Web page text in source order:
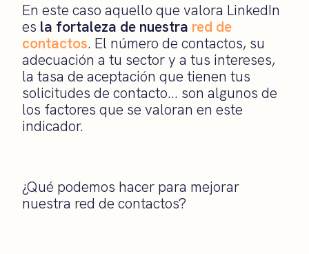
En este caso aquello que valora LinkedIn
es la fortaleza de nuestra red de
contactos. El número de contactos, su
adecuación a tu sector y a tus intereses,
la tasa de aceptación que tienen tus
solicitudes de contacto… son algunos de
los factores que se valoran en este
indicador.
¿Qué podemos hacer para mejorar
nuestra red de contactos?